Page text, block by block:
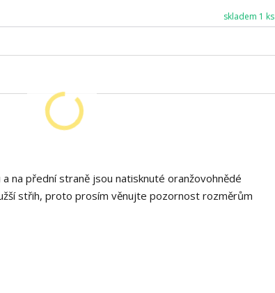
skladem 1 ks
na přední straně jsou natisknuté oranžovohnědé
střih, proto prosím věnujte pozornost rozměrům